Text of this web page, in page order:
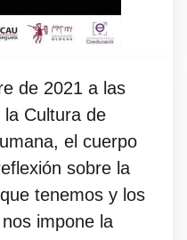
de 2021 a las
Cultura de
el cuerpo
sobre la
tenemos y los
impone la